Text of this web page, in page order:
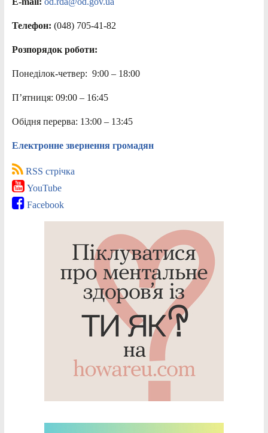
Телефон: (048) 705-41-82
Розпорядок роботи:
Понеділок-четвер: 9:00 – 18:00
П’ятниця: 09:00 – 16:45
Обідня перерва: 13:00 – 13:45
Електронне звернення громадян
RSS стрічка
YouTube
Facebook